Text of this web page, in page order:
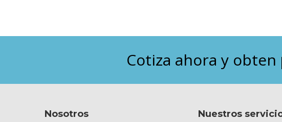
Cotiza ahora y obten
Nosotros Nuestros